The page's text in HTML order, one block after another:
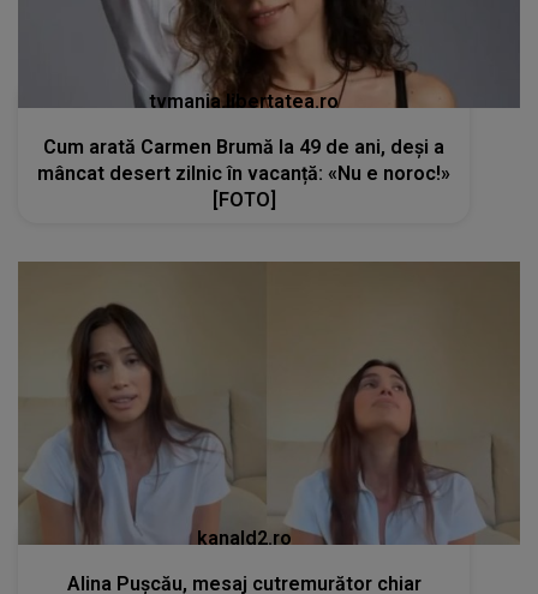
tvmania.libertatea.ro
Cum arată Carmen Brumă la 49 de ani, deși a
mâncat desert zilnic în vacanță: «Nu e noroc!»
[FOTO]
kanald2.ro
Alina Pușcău, mesaj cutremurător chiar